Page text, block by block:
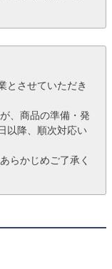
とさせていただき
、商品の準備・発
以降、順次対応い
らかじめご了承く